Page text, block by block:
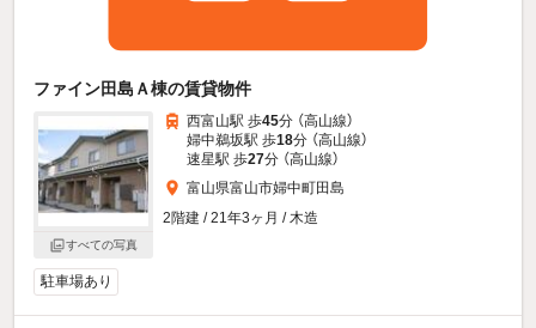
ファイン田島Ａ棟の賃貸物件
すべての写真
西富山駅 歩45分 （高山線）
婦中鵜坂駅 歩18分 （高山線）
速星駅 歩27分 （高山線）
富山県富山市婦中町田島
2階建 / 21年3ヶ月 / 木造
駐車場あり